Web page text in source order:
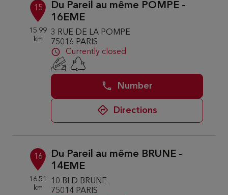
15
15.99
km
Du Pareil au même POMPE -
16EME
3 RUE DE LA POMPE
75016 PARIS
Currently closed
Number
Directions
16
16.51
km
Du Pareil au même BRUNE -
14EME
10 BLD BRUNE
75014 PARIS